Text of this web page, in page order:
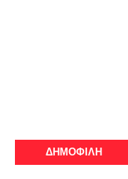
ΔΗΜΟΦΙΛΗ